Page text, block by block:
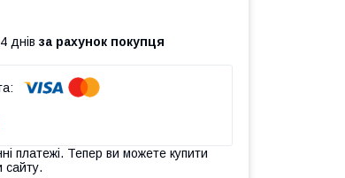
днів за рахунок покупця
платежі. Тепер ви можете купити
сайту.